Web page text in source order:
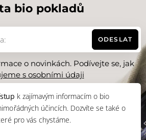
bio pokladů
ODESLAT
o novinkách. Podívejte se, jak
s osobními údaji
k zajímavým informacím o bio
účincích. Dozvíte se také o
pro vás chystáme.